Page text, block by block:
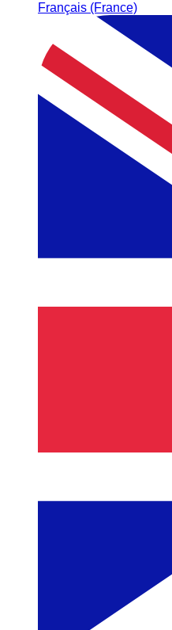
Français (France)